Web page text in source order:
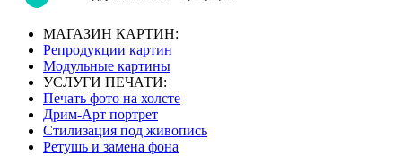
МАГАЗИН КАРТИН:
Репродукции картин
Модульные картины
УСЛУГИ ПЕЧАТИ:
Печать фото на холсте
Дрим-Арт портрет
Стилизация под живопись
Ретушь и замена фона